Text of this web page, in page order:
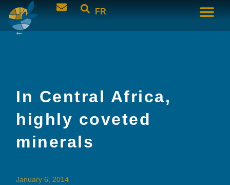
FR
In Central Africa,
highly coveted
minerals
January 6, 2014